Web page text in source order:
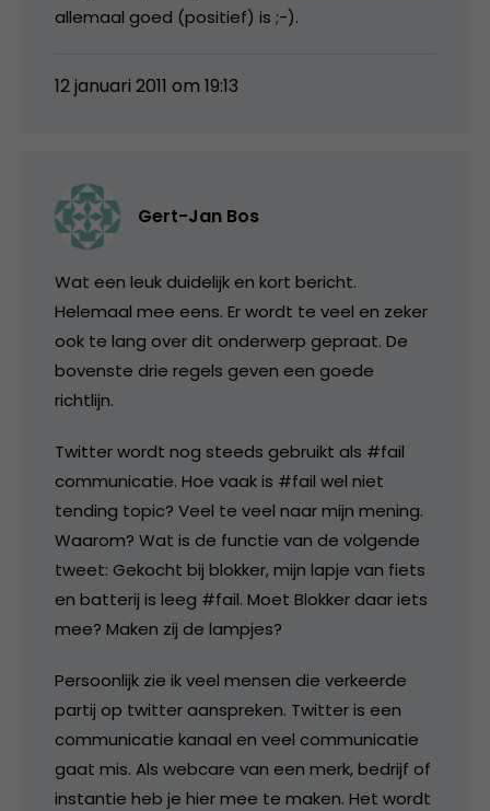
allemaal goed (positief) is ;-).
12 januari 2011 om 19:13
Gert-Jan Bos
Wat een leuk duidelijk en kort bericht.
Helemaal mee eens. Er wordt te veel en zeker
ook te lang over dit onderwerp gepraat. De
bovenste drie regels geven een goede
richtlijn.
Twitter wordt nog steeds gebruikt als #fail
communicatie. Hoe vaak is #fail wel niet
tending topic? Veel te veel naar mijn mening.
Waarom? Wat is de functie van de volgende
tweet: Gekocht bij blokker, mijn lapje van fiets
en batterij is leeg #fail. Moet Blokker daar iets
mee? Maken zij de lampjes?
Persoonlijk zie ik veel mensen die verkeerde
partij op twitter aanspreken. Twitter is een
communicatie kanaal en veel communicatie
gaat mis. Als webcare van een merk, bedrijf of
instantie heb je hier mee te maken. Het wordt